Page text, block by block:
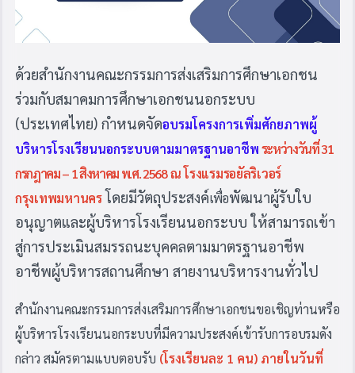
ด้วยสำนักงานคณะกรรมการส่งเสริมการศึกษาเอกชน
ร่วมกับสมาคมการศึกษาเอกชนนอกระบบ
(ประเทศไทย) กำหนดจัดอบรมโครงการเพิ่มศักยภาพผู้
บริหารโรงเรียนนอกระบบตามมาตรฐานอาชีพระหว่างวันที่ 31
กรกฎาคม – 1 สิงหาคม พ.ศ. 2568 ณ โรงแรมรอยัลริเวอร์
กรุงเทพมหานครโดยมีวัตถุประสงค์เพื่อพัฒนาผู้รับใบ
อนุญาตและผู้บริหารโรงเรียนนอกระบบ ให้สามารถเข้า
สู่การประเมินสมรรถนะบุคคลตามมาตรฐานอาชีพ
อาชีพผู้บริหารสถานศึกษา สายงานบริหารงานทั่วไป
สำนักงานคณะกรรมการส่งเสริมการศึกษาเอกชนขอเชิญท่านหรือ
ผู้บริหารโรงเรียนนอกระบบที่มีความประสงค์เข้ารับการอบรมดัง
กล่าว สมัครตามแบบตอบรับ (โรงเรียนละ 1 คน) ภายในวันที่